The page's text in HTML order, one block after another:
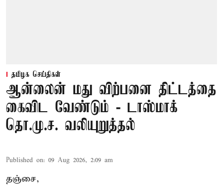
தமிழக செய்திகள்
ஆன்லைன் மது விற்பனை திட்டத்தை
கைவிட வேண்டும் - டாஸ்மாக்
தொ.மு.ச. வலியுறுத்தல்
Published on: 09 Aug 2026, 2:09 am
தஞ்சை,